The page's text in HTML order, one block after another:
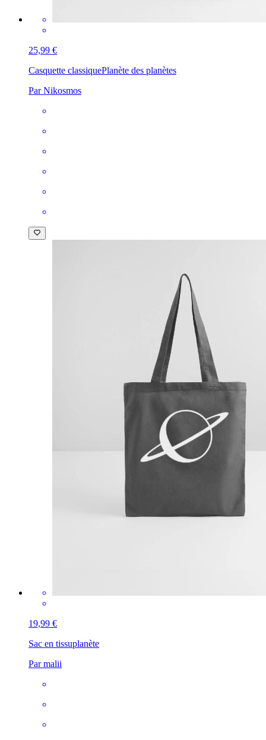
25,99 €
Casquette classiquePlanète des planètes
Par Nikosmos
19,99 €
Sac en tissuplanète
Par malii